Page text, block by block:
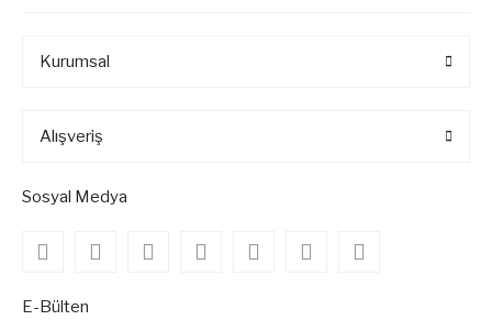
Kurumsal
Alışveriş
Sosyal Medya
E-Bülten